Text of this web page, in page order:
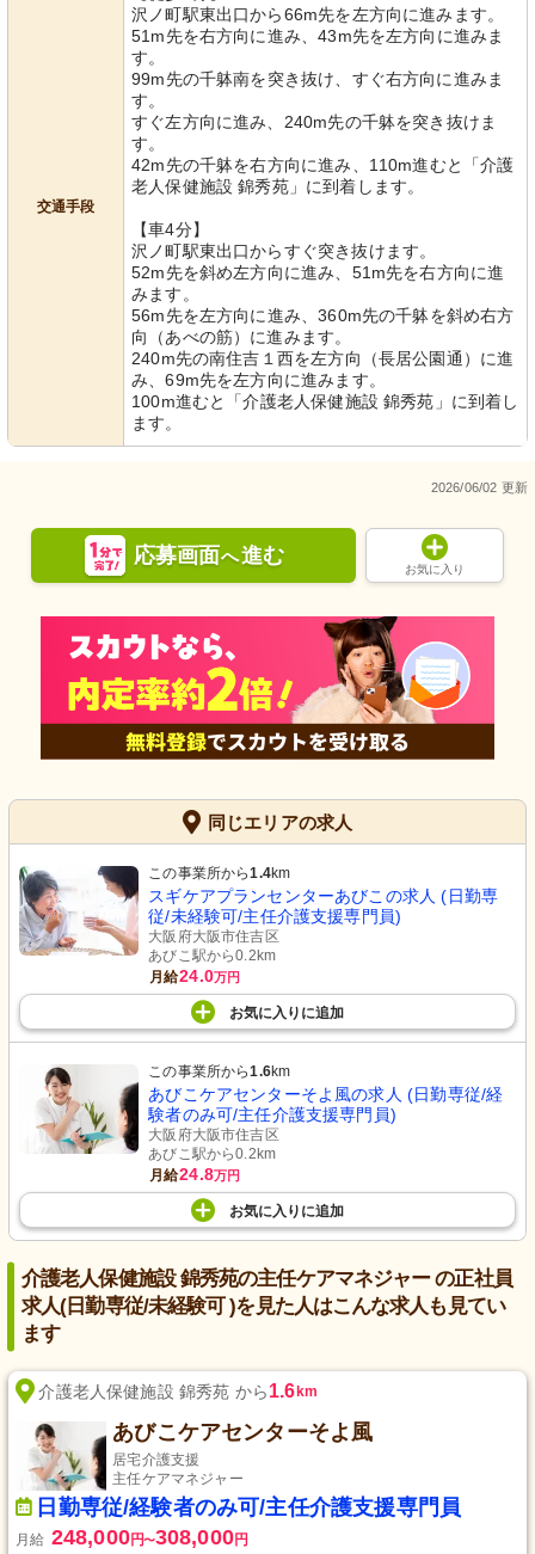
交通手段
沢ノ町駅東出口から66m先を左方向に進みます。
51m先を右方向に進み、43m先を左方向に進みま
す。
99m先の千躰南を突き抜け、すぐ右方向に進みま
す。
すぐ左方向に進み、240m先の千躰を突き抜けま
す。
42m先の千躰を右方向に進み、110m進むと「介護
老人保健施設 錦秀苑」に到着します。
【車4分】
沢ノ町駅東出口からすぐ突き抜けます。
52m先を斜め左方向に進み、51m先を右方向に進
みます。
56m先を左方向に進み、360m先の千躰を斜め右方
向（あべの筋）に進みます。
240m先の南住吉１西を左方向（長居公園通）に進
み、69m先を左方向に進みます。
100m進むと「介護老人保健施設 錦秀苑」に到着し
ます。
2026/06/02 更新
応募画面へ進む
お気に入り
同じエリアの求人
この事業所から1.4km
スギケアプランセンターあびこの求人 (日勤専
従/未経験可/主任介護支援専門員)
大阪府大阪市住吉区
あびこ駅から0.2km
月給24.0万円
お気に入り に追加
この事業所から1.6km
あびこケアセンターそよ風の求人 (日勤専従/経
験者のみ可/主任介護支援専門員)
大阪府大阪市住吉区
あびこ駅から0.2km
月給24.8万円
お気に入り に追加
介護老人保健施設 錦秀苑の主任ケアマネジャー の正社員
求人(日勤専従/未経験可 )を見た人はこんな求人も見てい
ます
介護老人保健施設 錦秀苑 から1.6km
あびこケアセンターそよ風
居宅介護支援
主任ケアマネジャー
日勤専従/経験者のみ可/主任介護支援専門員
月給 248,000円〜308,000円